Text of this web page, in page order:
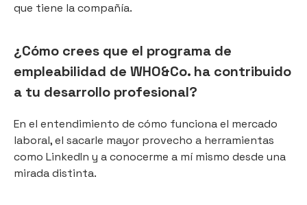
que tiene la compañía.
¿Cómo crees que el programa de
empleabilidad de WHO&Co. ha contribuido
a tu desarrollo profesional?
En el entendimiento de cómo funciona el mercado
laboral, el sacarle mayor provecho a herramientas
como LinkedIn y a conocerme a mí mismo desde una
mirada distinta.